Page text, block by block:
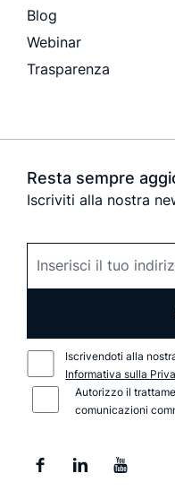
Blog
Webinar
Trasparenza
Resta sempre
Iscriviti alla nostra
Iscrivendoti alla
Informativa sulla
Autorizzo il
comunicazioni